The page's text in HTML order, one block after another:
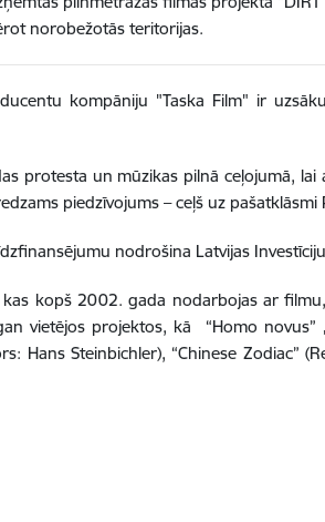
norobežotās teritorijas.
kompāniju "Taska Film" ir
protesta un mūzikas pilnā ceļojumā,
piedzīvojums – ceļš uz
nodrošina Latvijas
kopš 2002. gada nodarbojas ar
vietējos projektos, kā “Homo novus”
Hans Steinbichler), “Chinese Zodiac”